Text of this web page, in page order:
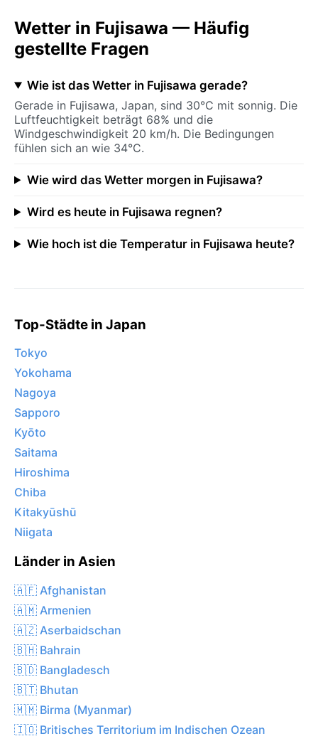
Wetter in Fujisawa — Häufig
gestellte Fragen
Wie ist das Wetter in Fujisawa gerade?
Gerade in Fujisawa, Japan, sind 30°C mit sonnig. Die
Luftfeuchtigkeit beträgt 68% und die
Windgeschwindigkeit 20 km/h. Die Bedingungen
fühlen sich an wie 34°C.
Wie wird das Wetter morgen in Fujisawa?
Wird es heute in Fujisawa regnen?
Wie hoch ist die Temperatur in Fujisawa heute?
Top-Städte in Japan
Tokyo
Yokohama
Nagoya
Sapporo
Kyōto
Saitama
Hiroshima
Chiba
Kitakyūshū
Niigata
Länder in Asien
🇦🇫 Afghanistan
🇦🇲 Armenien
🇦🇿 Aserbaidschan
🇧🇭 Bahrain
🇧🇩 Bangladesch
🇧🇹 Bhutan
🇲🇲 Birma (Myanmar)
🇮🇴 Britisches Territorium im Indischen Ozean